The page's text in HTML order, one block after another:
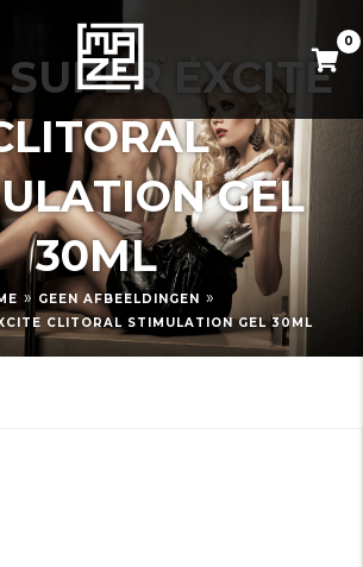
0
EXCITE
GEL
30ML
» GEEN AFBEELDINGEN »
CLITORAL STIMULATION GEL 30ML